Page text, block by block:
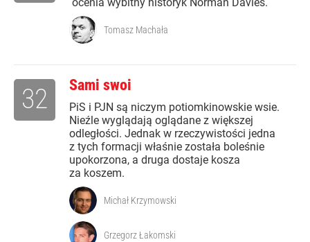
Tomasz Machała
Sami swoi
PiS i PJN są niczym potiomkinowskie wsie.
Nieźle wyglądają oglądane z większej
odległości. Jednak w rzeczywistości jedna
z tych formacji właśnie została boleśnie
upokorzona, a druga dostaje kosza
za koszem.
32
Michał Krzymowski
Grzegorz Łakomski